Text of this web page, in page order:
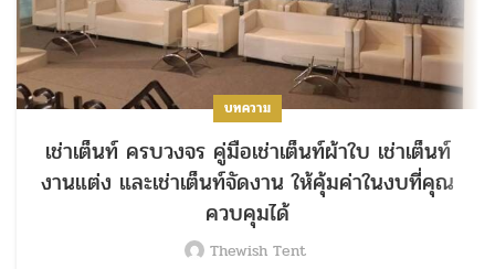
บทความ
เช่าเต็นท์ ครบวงจร คู่มือเช่าเต็นท์ผ้าใบ เช่าเต็นท์
งานแต่ง และเช่าเต็นท์จัดงาน ให้คุ้มค่าในงบที่คุณ
ควบคุมได้
Thewish Tent